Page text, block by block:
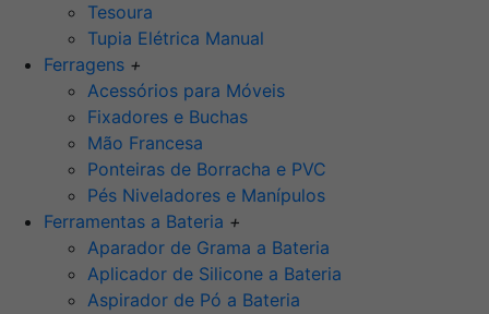
Tesoura
Tupia Elétrica Manual
Ferragens +
Acessórios para Móveis
Fixadores e Buchas
Mão Francesa
Ponteiras de Borracha e PVC
Pés Niveladores e Manípulos
Ferramentas a Bateria +
Aparador de Grama a Bateria
Aplicador de Silicone a Bateria
Aspirador de Pó a Bateria